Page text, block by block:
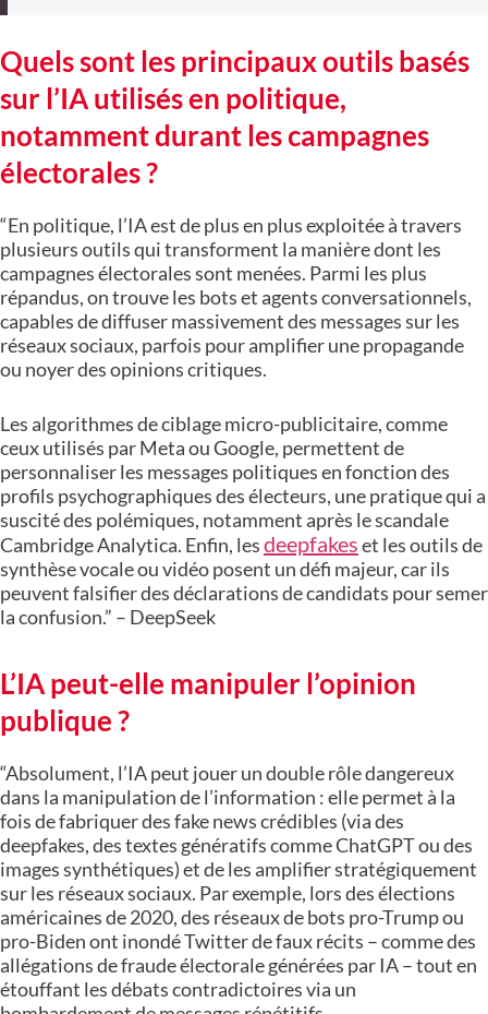
Quels sont les principaux outils basés
sur l’IA utilisés en politique,
notamment durant les campagnes
électorales ?
“En politique, l’IA est de plus en plus exploitée à travers
plusieurs outils qui transforment la manière dont les
campagnes électorales sont menées. Parmi les plus
répandus, on trouve les bots et agents conversationnels,
capables de diffuser massivement des messages sur les
réseaux sociaux, parfois pour amplifier une propagande
ou noyer des opinions critiques.
Les algorithmes de ciblage micro-publicitaire, comme
ceux utilisés par Meta ou Google, permettent de
personnaliser les messages politiques en fonction des
profils psychographiques des électeurs, une pratique qui a
suscité des polémiques, notamment après le scandale
Cambridge Analytica. Enfin, lesdeepfakeset les outils de
synthèse vocale ou vidéo posent un défi majeur, car ils
peuvent falsifier des déclarations de candidats pour semer
la confusion.” – DeepSeek
L’IA peut-elle manipuler l’opinion
publique ?
“Absolument, l’IA peut jouer un double rôle dangereux
dans la manipulation de l’information : elle permet à la
fois de fabriquer des fake news crédibles (via des
deepfakes, des textes génératifs comme ChatGPT ou des
images synthétiques) et de les amplifier stratégiquement
sur les réseaux sociaux. Par exemple, lors des élections
américaines de 2020, des réseaux de bots pro-Trump ou
pro-Biden ont inondé Twitter de faux récits – comme des
allégations de fraude électorale générées par IA – tout en
étouffant les débats contradictoires via un